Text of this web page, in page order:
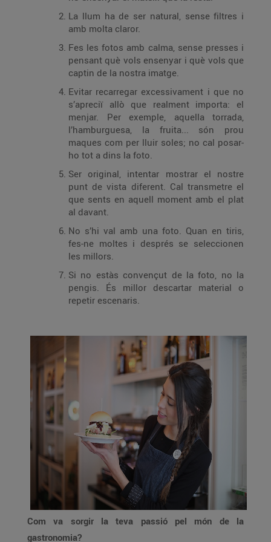
La llum ha de ser natural, sense filtres i
amb molta claror.
Fes les fotos amb calma, sense presses i
pensant què vols ensenyar i què vols que
captin de la nostra imatge.
Evitar recarregar excessivament i que no
s’apreciï allò que realment importa: el
menjar. Per exemple, aquella torrada,
l’hamburguesa, la fruita... són prou
maques com per lluir soles; no cal posar-
ho tot a dins la foto.
Ser original, intentar mostrar el nostre
punt de vista diferent. Cal transmetre el
que sents en aquell moment amb el plat
al davant.
No s’hi val amb una foto. Quan en tiris,
fes-ne moltes i després se seleccionen
les millors.
Si no estàs convençut de la foto, no la
pengis. És millor descartar material o
repetir escenaris.
Com va sorgir la teva passió pel món de la
gastronomia?